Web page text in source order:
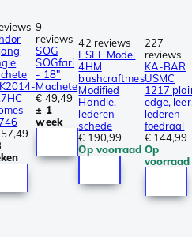
9
reviews
SOG
SOGfari
- 18"
Machete
€ 49,49
± 1
week
42 reviews
ESEE Model
4HM
bushcraftmes
Modified
Handle,
lederen
schede
€ 190,99
Op voorraad
227
reviews
KA-BAR
USMC
1217
edge,
lederen
foedraal
€ 144,99
Op
voorraad